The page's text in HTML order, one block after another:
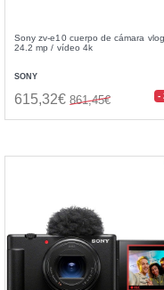
Sony zv-e10 cuerpo de cámara vlog
24.2 mp / vídeo 4k
SONY
615,32€ 861,45€ -